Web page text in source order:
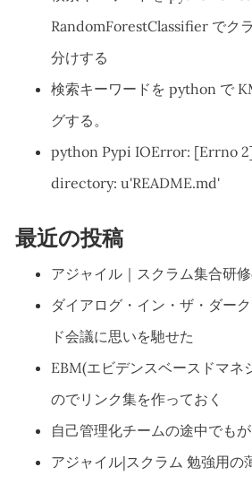
RandomForestClassifier でク
分けする
検索キーワードを python で
グする。
python Pypi IOError: [Errno
directory: u'README.md'
最近の投稿
アジャイル｜スクラム集合研
ダイアログ・イン・ザ・ダー
ド会議に思いを馳せた
EBM(エビデンスベースドマネ
のでリンク集を作っておく
自己管理化チームの途中でも
アジャイル|スクラム 勉強用の